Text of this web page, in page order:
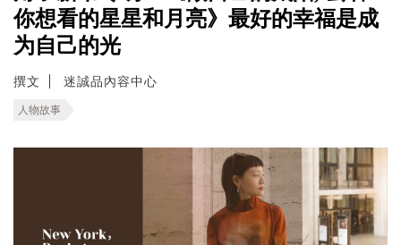
你想看的星星和月亮》最好的幸福是成
为自己的光
撰文 迷誠品內容中心
人物故事